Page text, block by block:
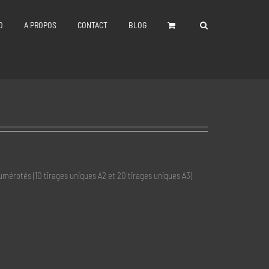
A PROPOS CONTACT BLOG
(10 tirages uniques A2 et 20 tirages uniques A3)